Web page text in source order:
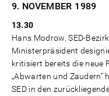
9. NOVEMBER 1989
13.30
Hans Modrow, SED-
Ministerpräsident
kritisiert bereits die neue
„Abwarten und Zaudern“
SED in den